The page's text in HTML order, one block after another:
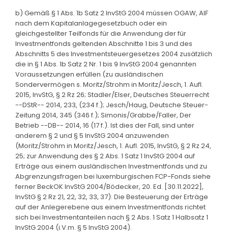
b) Gemäß § 1 Abs. 1b Satz 2 InvStG 2004 müssen OGAW, AIF
nach dem Kapitalanlagegesetzbuch oder ein
gleichgestellter Teilfonds für die Anwendung der für
Investmentfonds geltenden Abschnitte 1 bis 3 und des
Abschnitts 5 des Investmentsteuergesetzes 2004 zusätzlich
die in § 1 Abs. 1b Satz 2 Nr. 1 bis 9 InvStG 2004 genannten
Voraussetzungen erfüllen (zu ausländischen
Sondervermögen s. Moritz/Strohm in Moritz/Jesch, 1. Aufl.
2015, InvStG, § 2 Rz 26; Stadler/Elser, Deutsches Steuerrecht
--DStR-- 2014, 233, (234 f.); Jesch/Haug, Deutsche Steuer-
Zeitung 2014, 345 (346 f.); Simonis/Grabbe/Faller, Der
Betrieb --DB-- 2014, 16 (17 f.). Ist dies der Fall, sind unter
anderem § 2 und § 5 InvStG 2004 anzuwenden
(Moritz/Strohm in Moritz/Jesch, 1. Aufl. 2015, InvStG, § 2 Rz 24,
25; zur Anwendung des § 2 Abs. 1 Satz 1 InvStG 2004 auf
Erträge aus einem ausländischen Investmentfonds und zu
Abgrenzungsfragen bei luxemburgischen FCP-Fonds siehe
ferner BeckOK InvStG 2004/Bödecker, 20. Ed. [30.11.2022],
InvStG § 2 Rz 21, 22, 32, 33, 37). Die Besteuerung der Erträge
auf der Anlegerebene aus einem Investmentfonds richtet
sich bei Investmentanteilen nach § 2 Abs. 1 Satz 1 Halbsatz 1
InvStG 2004 (i.V.m. § 5 InvStG 2004).